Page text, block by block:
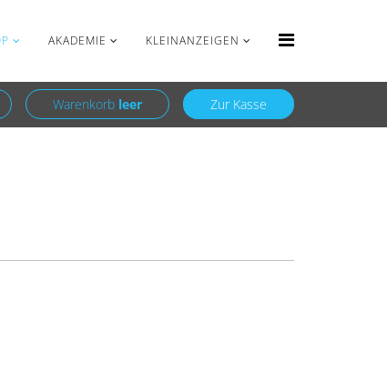
AKADEMIE KLEINANZEIGEN
Warenkorb leer Zur Kasse